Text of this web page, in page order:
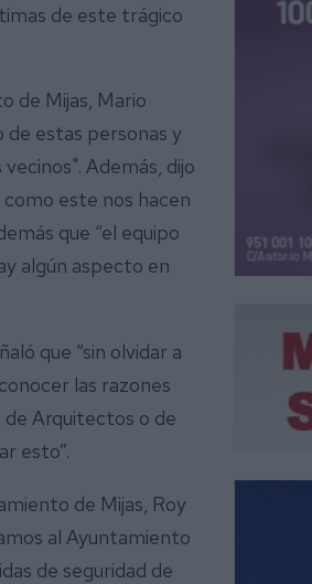
de este trágico
de Mijas, Mario
estas personas y
Además, dijo
este nos hacen
que “el equipo
algún aspecto en
que “sin olvidar a
las razones
de Arquitectos o de
esto”.
de Mijas, Roy
al Ayuntamiento
de seguridad de